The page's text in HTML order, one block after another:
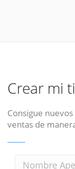
Crear mi
Consigue
ventas de